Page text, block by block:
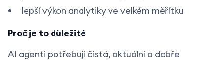
lepší výkon analytiky ve velkém měřítku
Proč je to důležité
AI agenti potřebují čistá, aktuální a dobře